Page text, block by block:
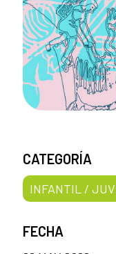
CATEGORÍA
INFANTIL /
FECHA